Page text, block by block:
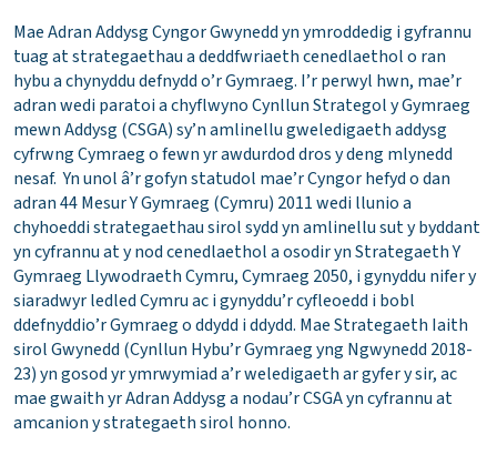
Mae Adran Addysg Cyngor Gwynedd yn ymroddedig i gyfrannu
tuag at strategaethau a deddfwriaeth cenedlaethol o ran
hybu a chynyddu defnydd o’r Gymraeg. I’r perwyl hwn, mae’r
adran wedi paratoi a chyflwyno Cynllun Strategol y Gymraeg
mewn Addysg (CSGA) sy’n amlinellu gweledigaeth addysg
cyfrwng Cymraeg o fewn yr awdurdod dros y deng mlynedd
nesaf. Yn unol â’r gofyn statudol mae’r Cyngor hefyd o dan
adran 44 Mesur Y Gymraeg (Cymru) 2011 wedi llunio a
chyhoeddi strategaethau sirol sydd yn amlinellu sut y byddant
yn cyfrannu at y nod cenedlaethol a osodir yn Strategaeth Y
Gymraeg Llywodraeth Cymru, Cymraeg 2050, i gynyddu nifer y
siaradwyr ledled Cymru ac i gynyddu’r cyfleoedd i bobl
ddefnyddio’r Gymraeg o ddydd i ddydd. Mae Strategaeth Iaith
sirol Gwynedd (Cynllun Hybu’r Gymraeg yng Ngwynedd 2018-
23) yn gosod yr ymrwymiad a’r weledigaeth ar gyfer y sir, ac
mae gwaith yr Adran Addysg a nodau’r CSGA yn cyfrannu at
amcanion y strategaeth sirol honno.